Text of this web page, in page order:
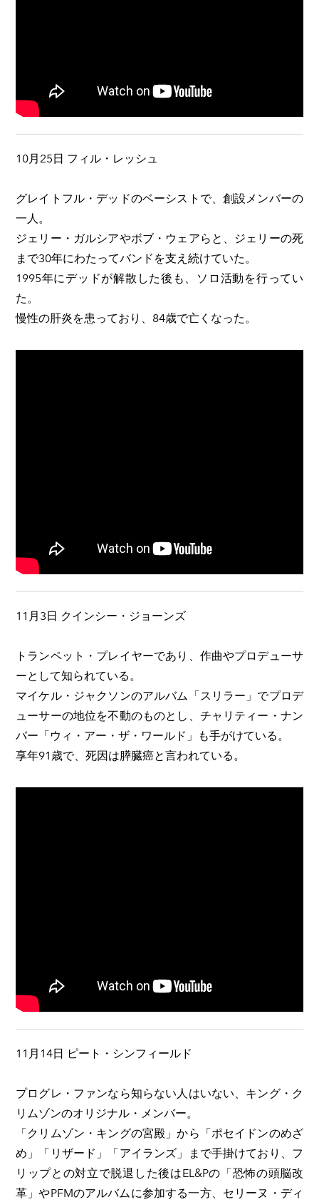
10月25日 フィル・レッシュ
グレイトフル・デッドのベーシストで、創設メンバーの
一人。
ジェリー・ガルシアやボブ・ウェアらと、ジェリーの死
まで30年にわたってバンドを支え続けていた。
1995年にデッドが解散した後も、ソロ活動を行ってい
た。
慢性の肝炎を患っており、84歳で亡くなった。
11月3日 クインシー・ジョーンズ
トランペット・プレイヤーであり、作曲やプロデューサ
ーとして知られている。
マイケル・ジャクソンのアルバム「スリラー」でプロデ
ューサーの地位を不動のものとし、チャリティー・ナン
バー「ウィ・アー・ザ・ワールド」も手がけている。
享年91歳で、死因は膵臓癌と言われている。
11月14日 ピート・シンフィールド
プログレ・ファンなら知らない人はいない、キング・ク
リムゾンのオリジナル・メンバー。
「クリムゾン・キングの宮殿」から「ポセイドンのめざ
め」「リザード」「アイランズ」まで手掛けており、フ
リップとの対立で脱退した後はEL&Pの「恐怖の頭脳改
革」やPFMのアルバムに参加する一方、セリーヌ・ディ